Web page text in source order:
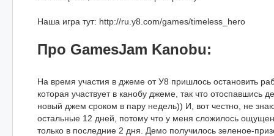
Наша игра тут: http://ru.y8.com/games/timeless_hero
Про GamesJam Kanobu:
На время участия в джеме от У8 пришлось остановить
которая участвует в канобу джеме, так что отоспавшись
новый джем сроком в пару недель)) И, вот честно, не
остальные 12 дней, потому что у меня сложилось
только в последние 2 дня. Демо получилось зеленое-